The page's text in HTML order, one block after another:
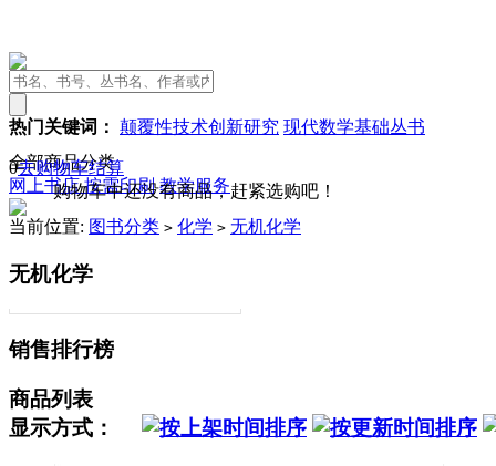
热门关键词： 颠覆性技术创新研究 现代数学基础丛书
0去购物车结算
购物车中还没有商品，赶紧选购吧！
全部商品分类
网上书店按需印刷 教学服务
当前位置: 图书分类 > 化学 > 无机化学
无机化学
销售排行榜
商品列表
显示方式：